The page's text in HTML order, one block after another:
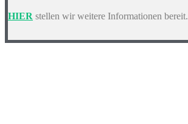
HIER stellen wir weitere Informationen bereit.